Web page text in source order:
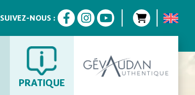
SUIVEZ-NOUS :
PRATIQUE